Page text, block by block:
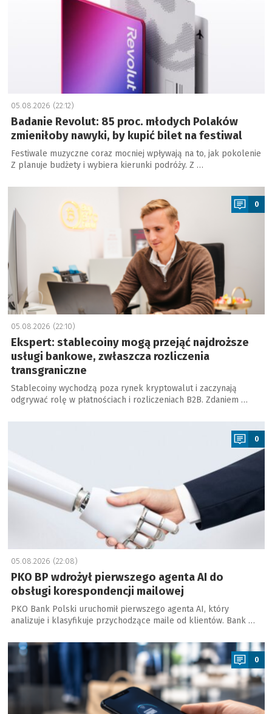
05.08.2026 (22:12)
Badanie Revolut: 85 proc. młodych Polaków
zmieniłoby nawyki, by kupić bilet na festiwal
Festiwale muzyczne coraz mocniej wpływają na to, jak pokolenie
Z planuje budżety i wybiera kierunki podróży. Z …
a
0
05.08.2026 (22:10)
Ekspert: stablecoiny mogą przejąć najdroższe
usługi bankowe, zwłaszcza rozliczenia
transgraniczne
Stablecoiny wychodzą poza rynek kryptowalut i zaczynają
odgrywać rolę w płatnościach i rozliczeniach B2B. Zdaniem …
a
0
05.08.2026 (22:08)
PKO BP wdrożył pierwszego agenta AI do
obsługi korespondencji mailowej
PKO Bank Polski uruchomił pierwszego agenta AI, który
analizuje i klasyfikuje przychodzące maile od klientów. Bank …
a
0